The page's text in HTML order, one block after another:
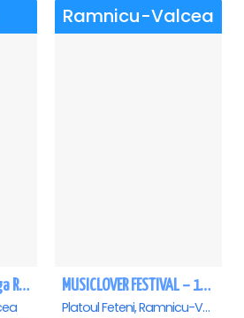
Folklorika la Zaga Zaga Resort - Anulat
Ramnicu-Valcea
MUSICLOVER FESTIVAL – 14 August – Puya, Johny Romano, Shift, Badd G, DJ Matei & Bogdanov
Platoul Feteni, Ramnicu-Valcea